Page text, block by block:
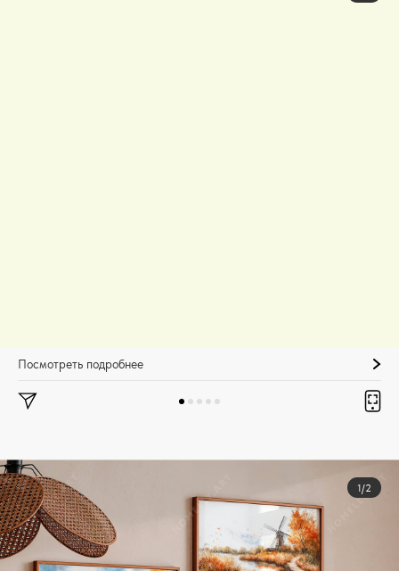
Посмотреть подробнее
1/2